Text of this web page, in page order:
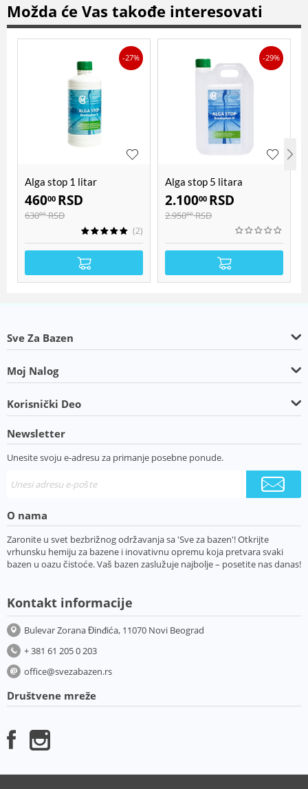
Možda će Vas takođe interesovati
-27%
Alga stop 1 litar
46000 RSD
63000 RSD
(2)
-29%
Alga stop 5 litara
2.10000 RSD
2.95000 RSD
Sve Za Bazen
Moj Nalog
Korisnički Deo
Newsletter
Unesite svoju e-adresu za primanje posebne ponude.
O nama
Zaronite u svet bezbrižnog održavanja sa 'Sve za bazen'! Otkrijte
vrhunsku hemiju za bazene i inovativnu opremu koja pretvara svaki
bazen u oazu čistoće. Vaš bazen zaslužuje najbolje – posetite nas danas!
Kontakt informacije
Bulevar Zorana Đinđića, 11070 Novi Beograd
+ 381 61 205 0 203
office@svezabazen.rs
Društvene mreže